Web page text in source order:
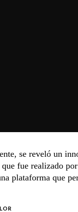
se reveló un
fue realizado
plataforma que